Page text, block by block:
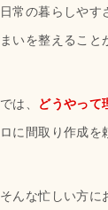
日常の暮らしやす
まいを整えるこ
では、
どうやって
ロに間取り作成を
そんな忙しい方に